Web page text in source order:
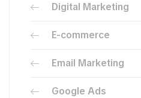
Digital Marketing
E-commerce
Email Marketing
Google Ads